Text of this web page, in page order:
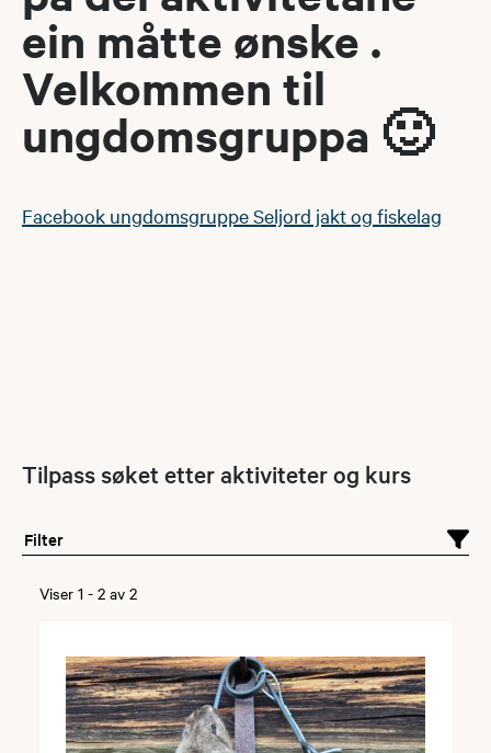
ein måtte ønske .
Velkommen til
ungdomsgruppa 🙂​
Facebook ungdomsgruppe Seljord jakt og fiskelag
Tilpass søket etter aktiviteter og kurs
Filter
Viser 1 - 2 av 2